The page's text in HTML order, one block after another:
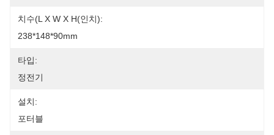
치수(L X W X H(인치):
238*148*90mm
타입:
정전기
설치:
포터블